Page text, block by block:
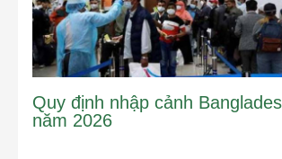
Quy định nhập cảnh
năm 2026